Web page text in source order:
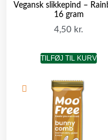
Vegansk slikkepind –
16 gram
4,50 kr.
TILFØJ TIL KURV